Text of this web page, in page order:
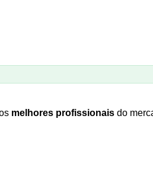
melhores profissionais do